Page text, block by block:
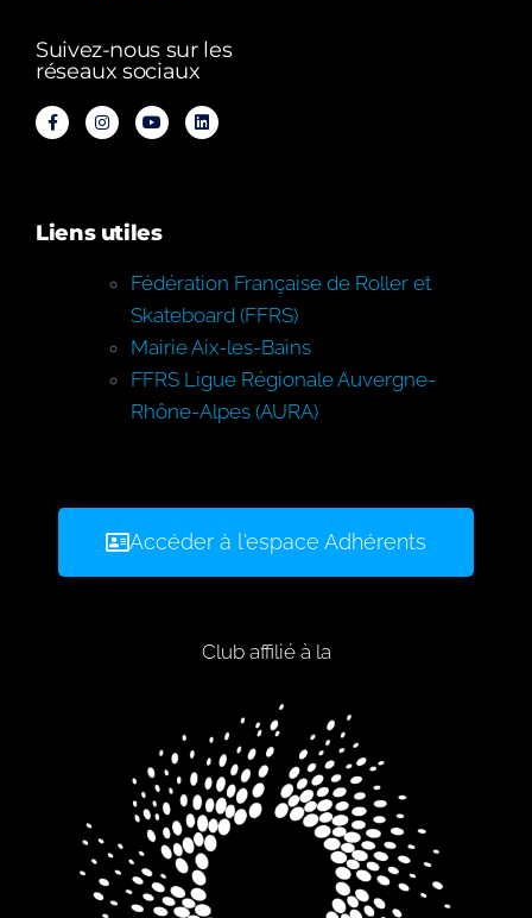
Suivez-nous sur les
réseaux sociaux
Liens utiles
Fédération Française de Roller et
Skateboard (FFRS)
Mairie Aix-les-Bains
FFRS Ligue Régionale Auvergne-
Rhône-Alpes (AURA)
Accéder à l'espace Adhérents
Club affilié à la